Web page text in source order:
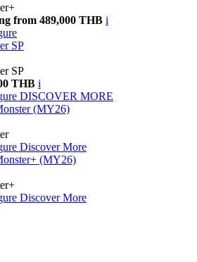
from 489,000 THB i
SP
SP
THB i
DISCOVER MORE
(MY26)
Discover More
(MY26)
Discover More